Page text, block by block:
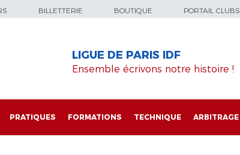
BILLETTERIE BOUTIQUE PORTAIL CLUBS
LIGUE DE PARIS IDF
Ensemble écrivons notre histoire !
PRATIQUES FORMATIONS TECHNIQUE ARBITRAGE